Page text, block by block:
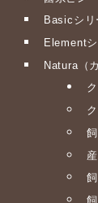
Basicシリ
Element
Natura（